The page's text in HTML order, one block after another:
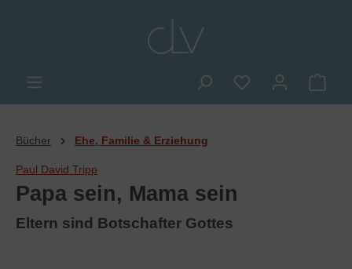
Du hast 0
Bücher Ehe, Familie & Erziehung
Paul David Tripp
Papa sein, Mama sein
Eltern sind Botschafter Gottes